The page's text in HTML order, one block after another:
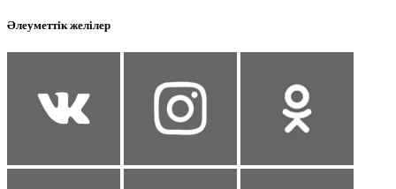
Әлеуметтік желілер